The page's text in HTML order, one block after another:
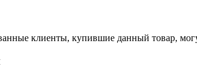
клиенты, купившие данный товар,